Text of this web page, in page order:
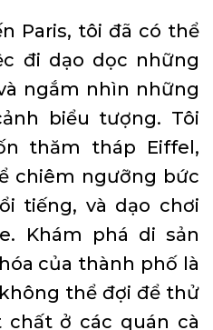
Paris, tôi đã có thể
đi dạo dọc những
ngắm nhìn những
biểu tượng. Tôi
thăm tháp Eiffel,
chiêm ngưỡng bức
tiếng, và dạo chơi
Khám phá di sản
của thành phố là
thể đợi để thử
ở các quán cà